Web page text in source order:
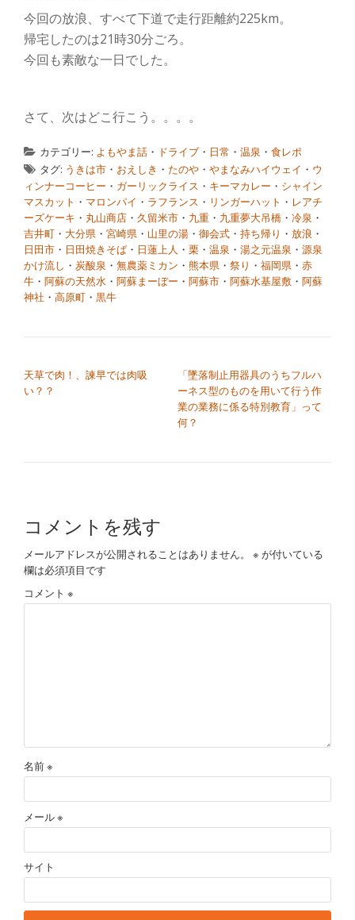
今回の放浪、すべて下道で走行距離約225km。
帰宅したのは21時30分ごろ。
今回も素敵な一日でした。
さて、次はどこ行こう。。。。
カテゴリー: よもやま話 ・ ドライブ ・ 日常 ・ 温泉 ・ 食レポ
タグ: うきは市 ・ おえしき ・ たのや ・ やまなみハイウェイ ・ ウ
ィンナーコーヒー ・ ガーリックライス ・ キーマカレー ・ シャイン
マスカット ・ マロンパイ ・ ラフランス ・ リンガーハット ・ レアチ
ーズケーキ ・ 丸山商店 ・ 久留米市 ・ 九重 ・ 九重夢大吊橋 ・ 冷泉 ・
吉井町 ・ 大分県 ・ 宮崎県 ・ 山里の湯 ・ 御会式 ・ 持ち帰り ・ 放浪 ・
日田市 ・ 日田焼きそば ・ 日蓮上人 ・ 栗 ・ 温泉 ・ 湯之元温泉 ・ 源泉
かけ流し ・ 炭酸泉 ・ 無農薬ミカン ・ 熊本県 ・ 祭り ・ 福岡県 ・ 赤
牛 ・ 阿蘇の天然水 ・ 阿蘇まーぼー ・ 阿蘇市 ・ 阿蘇水基屋敷 ・ 阿蘇
神社 ・ 高原町 ・ 黒牛
天草で肉！、諫早では肉吸
い？？
「墜落制止用器具のうちフルハ
ーネス型のものを用いて行う作
業の業務に係る特別教育」って
何？
コメントを残す
メールアドレスが公開されることはありません。 ※ が付いている
欄は必須項目です
コメント ※
名前※
メール※
サイト